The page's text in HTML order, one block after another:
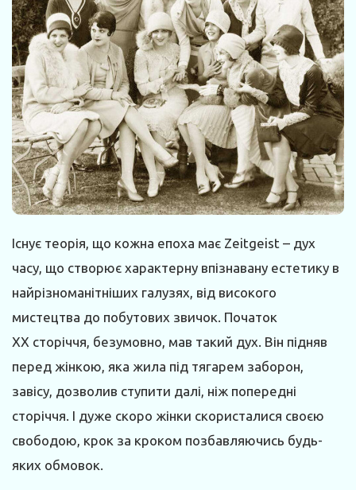
Існує теорія, що кожна епоха має Zeitgeist – дух
часу, що створює характерну впізнавану естетику в
найрізноманітніших галузях, від високого
мистецтва до побутових звичок. Початок
XX сторіччя, безумовно, мав такий дух. Він підняв
перед жінкою, яка жила під тягарем заборон,
завісу, дозволив ступити далі, ніж попередні
сторіччя. І дуже скоро жінки скористалися своєю
свободою, крок за кроком позбавляючись будь-
яких обмовок.